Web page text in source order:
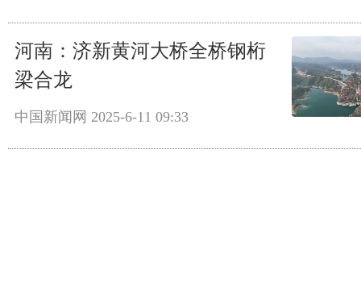
河南：济新黄河大桥全桥钢桁
梁合龙
中国新闻网 2025-6-11 09:33